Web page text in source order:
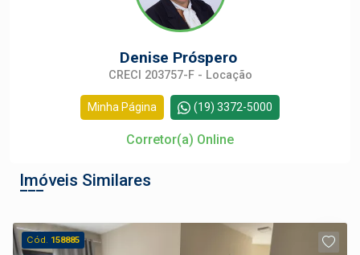
Denise Próspero
CRECI 203757-F - Locação
Minha Página (19) 3372-5000
Corretor(a) Online
Imóveis Similares
Cód. 158885